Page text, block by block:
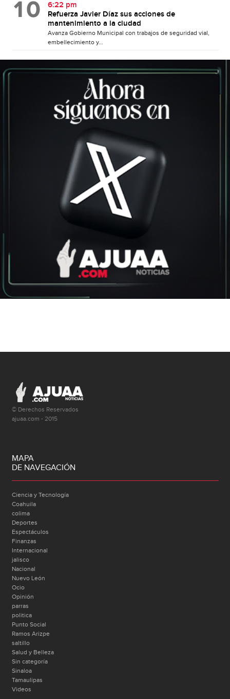
6:22 pm
Refuerza Javier Díaz sus acciones de
mantenimiento a la ciudad
Avanza Gobierno Municipal con trabajos de seguridad vial,
embellecimiento y...
© Derechos Reservados
ajuaa.com - 2015
MAPA
DE NAVEGACIÓN
Ciencia y Tecnología
Coahuila
colima
Deportes
Espectáculos
Finanzas
Internacional
jalisco
Nacional
Nuevo León
Ocio
Opinión
parras
politica
Punto Social
Ramos Arizpe
saltillo
Salud y Belleza
Sin categoría
Sinaloa
Tamaulipas
Videos